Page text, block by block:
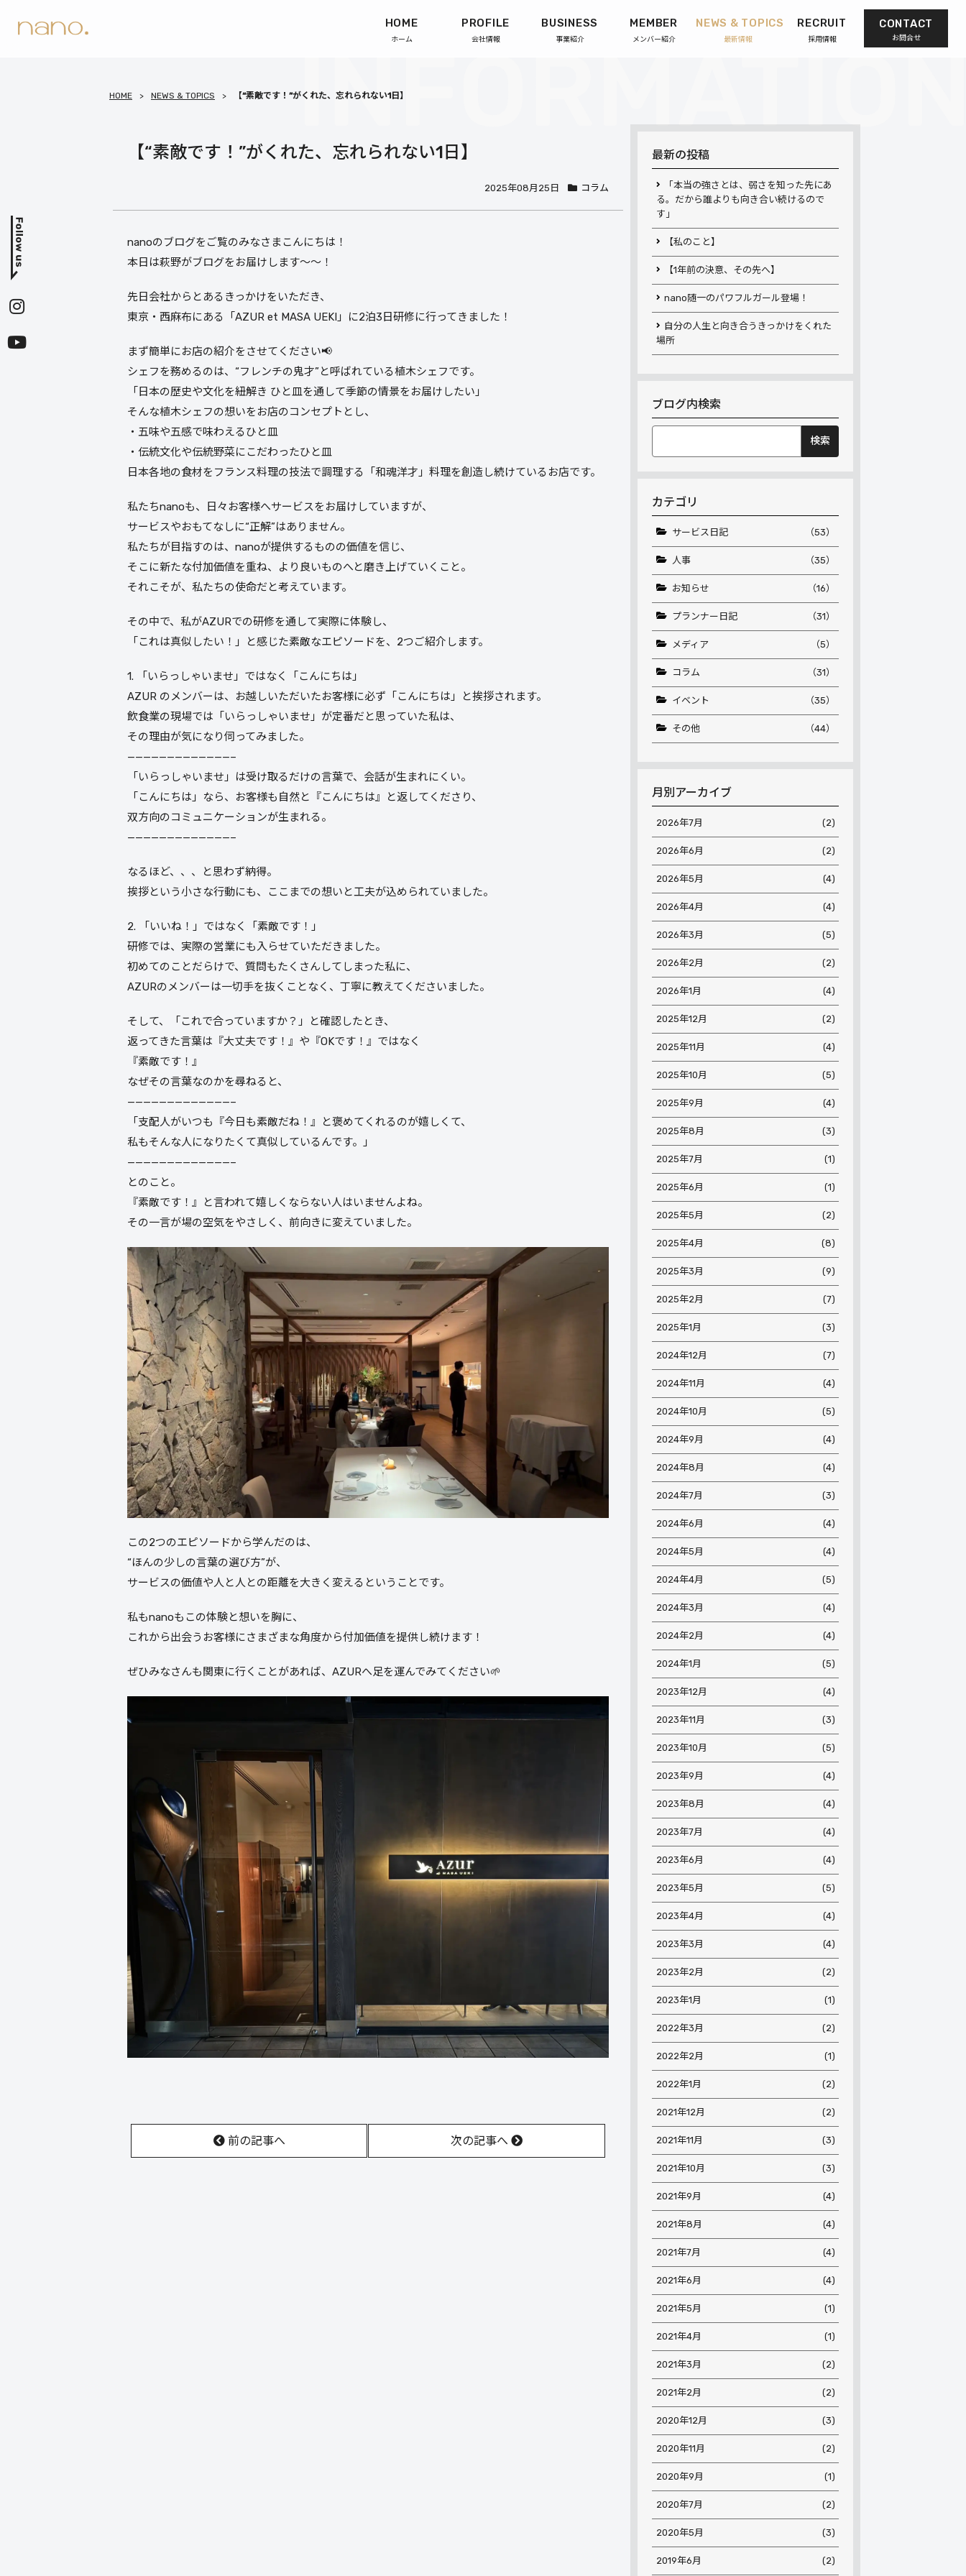
HOME
ホーム
PROFILE
会社情報
BUSINESS
事業紹介
MEMBER
メンバー紹介
NEWS & TOPICS
最新情報
RECRUIT
採用情報
CONTACT
お問合せ
HOME NEWS & TOPICS 【“素敵です！”がくれた、忘れられない1日】
【“素敵です！”がくれた、忘れられない1日】
2025年08月25日 コラム
nanoのブログをご覧のみなさまこんにちは！
本日は萩野がブログをお届けします〜〜！
先日会社からとあるきっかけをいただき、
東京・西麻布にある「AZUR et MASA UEKI」に2泊3日研修に行ってきました！
まず簡単にお店の紹介をさせてください📢
シェフを務めるのは、“フレンチの鬼才”と呼ばれている植木シェフです。
「日本の歴史や文化を紐解き ひと皿を通して季節の情景をお届けしたい」
そんな植木シェフの想いをお店のコンセプトとし、
・五味や五感で味わえるひと皿
・伝統文化や伝統野菜にこだわったひと皿
日本各地の食材をフランス料理の技法で調理する「和魂洋才」料理を創造し続けているお店です。
私たちnanoも、日々お客様へサービスをお届けしていますが、
サービスやおもてなしに“正解”はありません。
私たちが目指すのは、nanoが提供するものの価値を信じ、
そこに新たな付加価値を重ね、より良いものへと磨き上げていくこと。
それこそが、私たちの使命だと考えています。
その中で、私がAZURでの研修を通して実際に体験し、
「これは真似したい！」と感じた素敵なエピソードを、2つご紹介します。
1. 「いらっしゃいませ」ではなく「こんにちは」
AZUR のメンバーは、お越しいただいたお客様に必ず「こんにちは」と挨拶されます。
飲食業の現場では「いらっしゃいませ」が定番だと思っていた私は、
その理由が気になり伺ってみました。
—————————————–
「いらっしゃいませ」は受け取るだけの言葉で、会話が生まれにくい。
「こんにちは」なら、お客様も自然と『こんにちは』と返してくださり、
双方向のコミュニケーションが生まれる。
—————————————–
なるほど、、、と思わず納得。
挨拶という小さな行動にも、ここまでの想いと工夫が込められていました。
2. 「いいね！」ではなく「素敵です！」
研修では、実際の営業にも入らせていただきました。
初めてのことだらけで、質問もたくさんしてしまった私に、
AZURのメンバーは一切手を抜くことなく、丁寧に教えてくださいました。
そして、「これで合っていますか？」と確認したとき、
返ってきた言葉は『大丈夫です！』や『OKです！』ではなく
『素敵です！』
なぜその言葉なのかを尋ねると、
—————————————–
「支配人がいつも『今日も素敵だね！』と褒めてくれるのが嬉しくて、
私もそんな人になりたくて真似しているんです。」
—————————————–
とのこと。
『素敵です！』と言われて嬉しくならない人はいませんよね。
その一言が場の空気をやさしく、前向きに変えていました。
この2つのエピソードから学んだのは、
“ほんの少しの言葉の選び方”が、
サービスの価値や人と人との距離を大きく変えるということです。
私もnanoもこの体験と想いを胸に、
これから出会うお客様にさまざまな角度から付加価値を提供し続けます！
ぜひみなさんも関東に行くことがあれば、AZURへ足を運んでみてください🌱
前の記事へ 次の記事へ
最新の投稿
「本当の強さとは、弱さを知った先にあ
る。だから誰よりも向き合い続けるので
す」
【私のこと】
【1年前の決意、その先へ】
nano随一のパワフルガール登場！
自分の人生と向き合うきっかけをくれた
場所
ブログ内検索
索:
カテゴリ
サービス日記 （53）
人事 （35）
お知らせ （16）
プランナー日記 （31）
メディア （5）
コラム （31）
イベント （35）
その他 （44）
月別アーカイブ
2026年7月 (2)
2026年6月 (2)
2026年5月 (4)
2026年4月 (4)
2026年3月 (5)
2026年2月 (2)
2026年1月 (4)
2025年12月 (2)
2025年11月 (4)
2025年10月 (5)
2025年9月 (4)
2025年8月 (3)
2025年7月 (1)
2025年6月 (1)
2025年5月 (2)
2025年4月 (8)
2025年3月 (9)
2025年2月 (7)
2025年1月 (3)
2024年12月 (7)
2024年11月 (4)
2024年10月 (5)
2024年9月 (4)
2024年8月 (4)
2024年7月 (3)
2024年6月 (4)
2024年5月 (4)
2024年4月 (5)
2024年3月 (4)
2024年2月 (4)
2024年1月 (5)
2023年12月 (4)
2023年11月 (3)
2023年10月 (5)
2023年9月 (4)
2023年8月 (4)
2023年7月 (4)
2023年6月 (4)
2023年5月 (5)
2023年4月 (4)
2023年3月 (4)
2023年2月 (2)
2023年1月 (1)
2022年3月 (2)
2022年2月 (1)
2022年1月 (2)
2021年12月 (2)
2021年11月 (3)
2021年10月 (3)
2021年9月 (4)
2021年8月 (4)
2021年7月 (4)
2021年6月 (4)
2021年5月 (1)
2021年4月 (1)
2021年3月 (2)
2021年2月 (2)
2020年12月 (3)
2020年11月 (2)
2020年9月 (1)
2020年7月 (2)
2020年5月 (3)
2019年6月 (2)